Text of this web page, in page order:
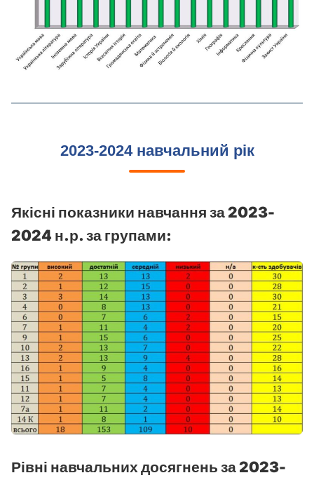
2023-2024 навчальний рік
Якісні показники навчання за 2023-
2024 н.р. за групами:
Рівні навчальних досягнень за 2023-